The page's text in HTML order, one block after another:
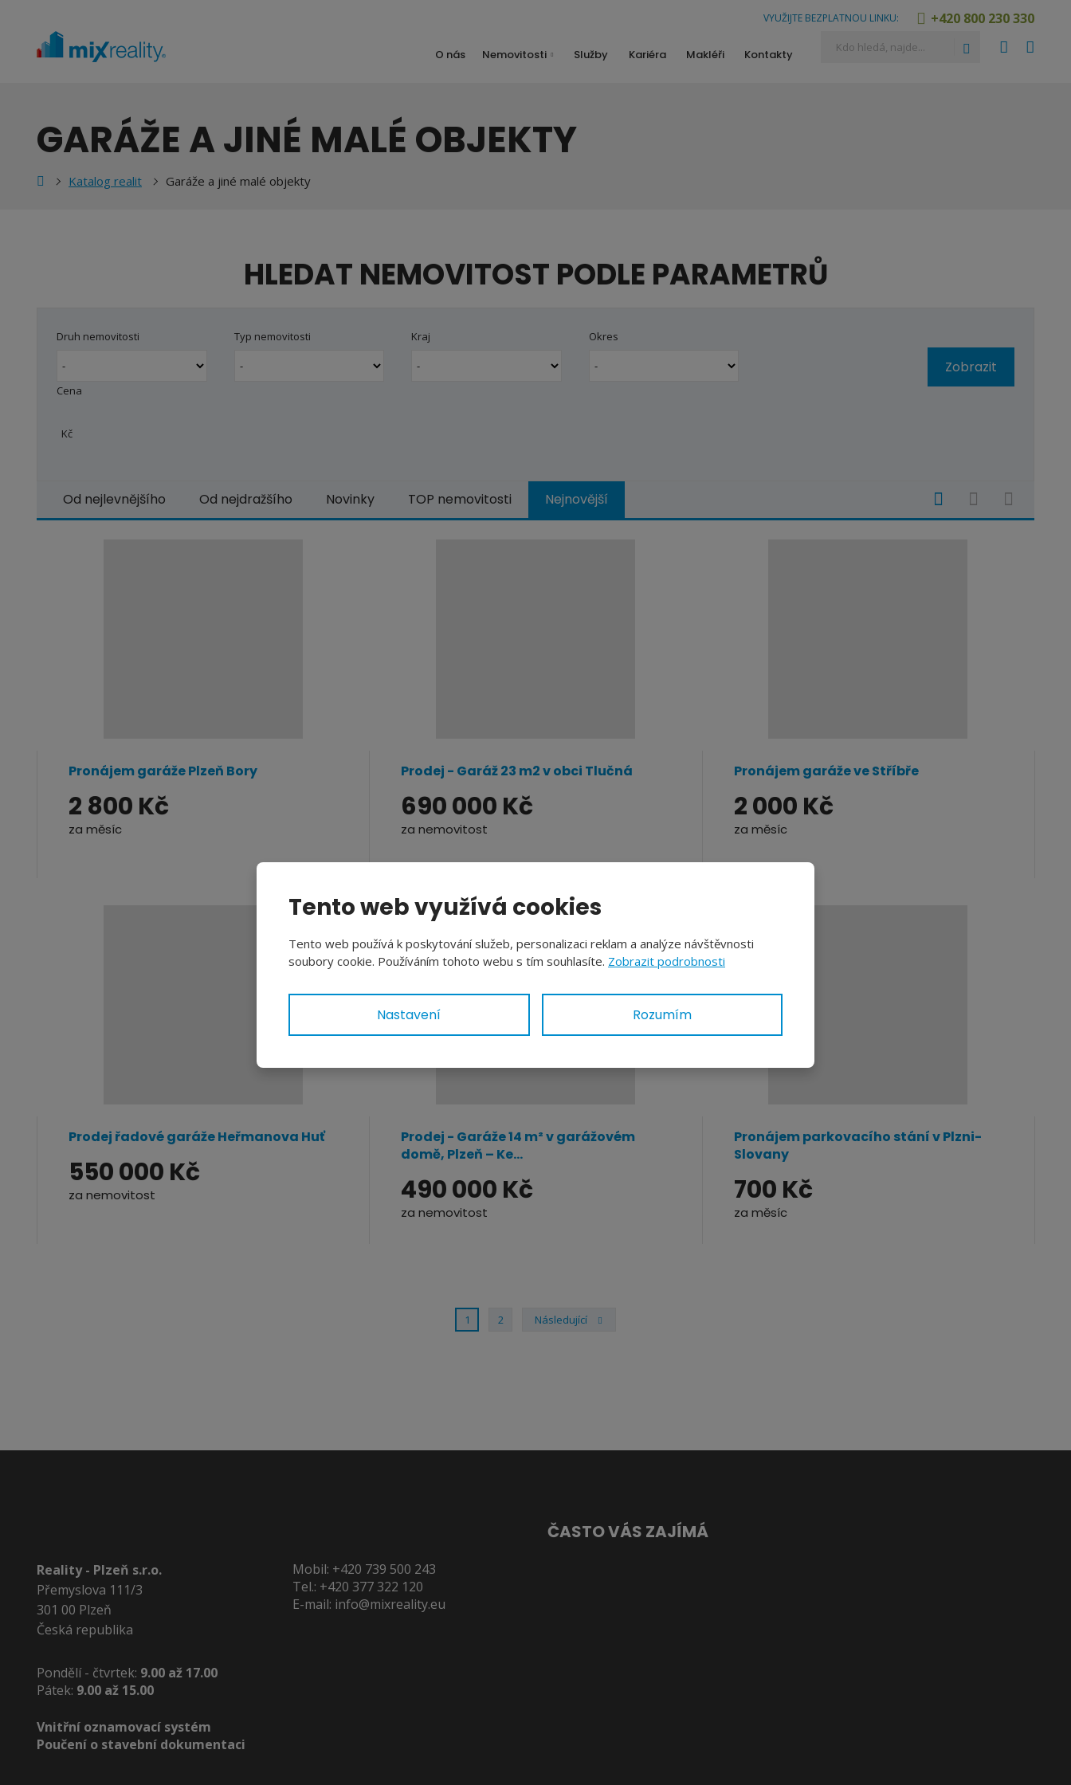
VYUŽIJTE BEZPLATNOU LINKU: +420 800 230 330
O nás Nemovitosti Služby Kariéra Makléři Kontakty
Vyhledávání Hledat
GARÁŽE A JINÉ MALÉ OBJEKTY
Katalog realit Garáže a jiné malé objekty
HLEDAT NEMOVITOST PODLE PARAMETRŮ
Druh nemovitosti Typ nemovitosti Kraj Okres
Cena
Kč
Zobrazit
Od nejlevnějšího Od nejdražšího Novinky TOP nemovitosti Nejnovější
Pronájem garáže Plzeň Bory
2 800 Kč
za měsíc
Prodej - Garáž 23 m2 v obci Tlučná
690 000 Kč
za nemovitost
Pronájem garáže ve Stříbře
2 000 Kč
za měsíc
Prodej řadové garáže Heřmanova Huť
550 000 Kč
za nemovitost
Prodej - Garáže 14 m² v garážovém
domě, Plzeň – Ke...
490 000 Kč
za nemovitost
Pronájem parkovacího stání v Plzni-
Slovany
700 Kč
za měsíc
1 2 Následující
ČASTO VÁS ZAJÍMÁ
Reality - Plzeň s.r.o.
Přemyslova 111/3
301 00 Plzeň
Česká republika
Pondělí - čtvrtek: 9.00 až 17.00
Pátek: 9.00 až 15.00
Vnitřní oznamovací systém
Poučení o stavební dokumentaci
Mobil: +420 739 500 243
Tel.: +420 377 322 120
E-mail: info@mixreality.eu
Tento web využívá cookies
Tento web používá k poskytování služeb, personalizaci reklam a analýze návštěvnosti
soubory cookie. Používáním tohoto webu s tím souhlasíte. Zobrazit podrobnosti
Nastavení Rozumím